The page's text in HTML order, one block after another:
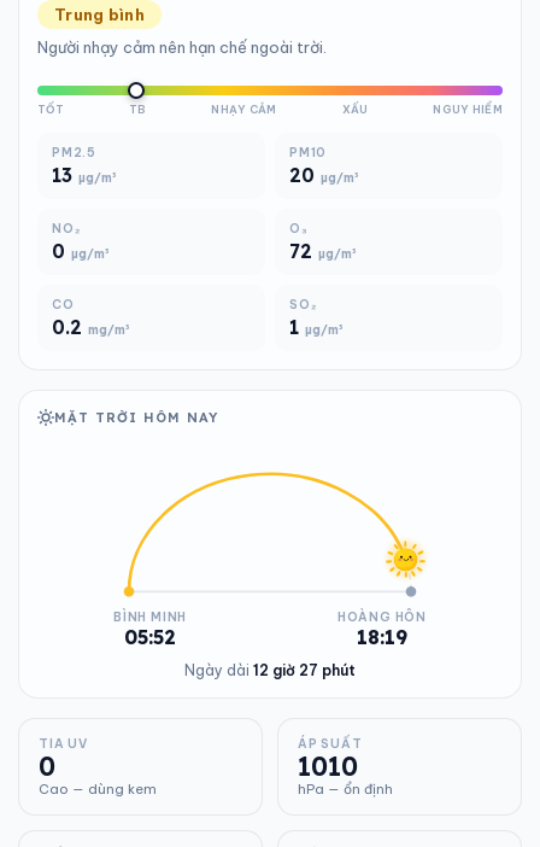
Trung bình
Người nhạy cảm nên hạn chế ngoài trời.
TỐT TB NHẠY CẢM XẤU NGUY HIỂM
PM2.5
13 µg/m³
PM10
20 µg/m³
NO₂
0 µg/m³
O₃
72 µg/m³
CO
0.2 mg/m³
SO₂
1 µg/m³
MẶT TRỜI HÔM NAY
BÌNH MINH
05:52
HOÀNG HÔN
18:19
Ngày dài 12 giờ 27 phút
TIA UV
0
Cao — dùng kem
ÁP SUẤT
1010
hPa — ổn định